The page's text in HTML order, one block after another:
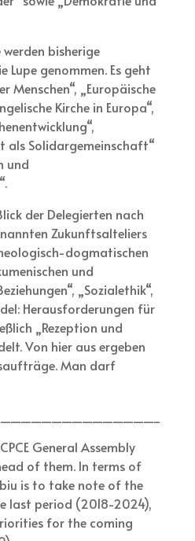
werden bisherige
genommen. Es geht
Menschen“, „Europäische
Kirche in Europa“,
als Solidargemeinschaft“
und
der Delegierten nach
Zukunftsalteliers
dogmatischen
und
„Sozialethik“,
Herausforderungen für
„Rezeption und
Von hier aus ergeben
Man darf
General Assembly
of them. In terms of
is to take note of the
last period (2018-2024),
for the coming